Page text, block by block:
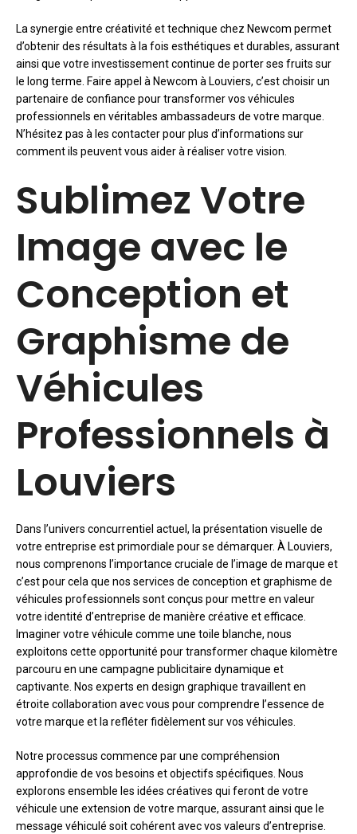
La synergie entre créativité et technique chez Newcom permet
d’obtenir des résultats à la fois esthétiques et durables, assurant
ainsi que votre investissement continue de porter ses fruits sur
le long terme. Faire appel à Newcom à Louviers, c’est choisir un
partenaire de confiance pour transformer vos véhicules
professionnels en véritables ambassadeurs de votre marque.
N’hésitez pas à les contacter pour plus d’informations sur
comment ils peuvent vous aider à réaliser votre vision.
Sublimez Votre
Image avec le
Conception et
Graphisme de
Véhicules
Professionnels à
Louviers
Dans l’univers concurrentiel actuel, la présentation visuelle de
votre entreprise est primordiale pour se démarquer. À Louviers,
nous comprenons l’importance cruciale de l’image de marque et
c’est pour cela que nos services de conception et graphisme de
véhicules professionnels sont conçus pour mettre en valeur
votre identité d’entreprise de manière créative et efficace.
Imaginer votre véhicule comme une toile blanche, nous
exploitons cette opportunité pour transformer chaque kilomètre
parcouru en une campagne publicitaire dynamique et
captivante. Nos experts en design graphique travaillent en
étroite collaboration avec vous pour comprendre l’essence de
votre marque et la refléter fidèlement sur vos véhicules.
Notre processus commence par une compréhension
approfondie de vos besoins et objectifs spécifiques. Nous
explorons ensemble les idées créatives qui feront de votre
véhicule une extension de votre marque, assurant ainsi que le
message véhiculé soit cohérent avec vos valeurs d’entreprise.